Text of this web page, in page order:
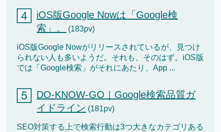
iOS版Google Nowは「Google検
索」。
(183pv)
iOS版Google Nowがリリースされているが、見つけ
られない人も多いようだ。それも、そのはず。iOS版
では「Google検索」がそれにあたり、App ...
DO-KNOW-GO｜Google検索品質ガ
イドライン (181pv)
SEO対策する上で検索行動は3つ大きなカテゴリある